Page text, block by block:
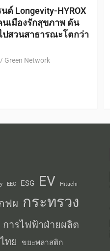
ด์ Longevity-HYROX
เมืองรักสุขภาพ ดัน
ปสวนสาธารณะโตกว่า
Green Network
EEC ESG EV Hitachi
ฟผ กระทรวง
การไฟฟ้าฝ่ายผลิต
ทย
ขยะพลาสติก